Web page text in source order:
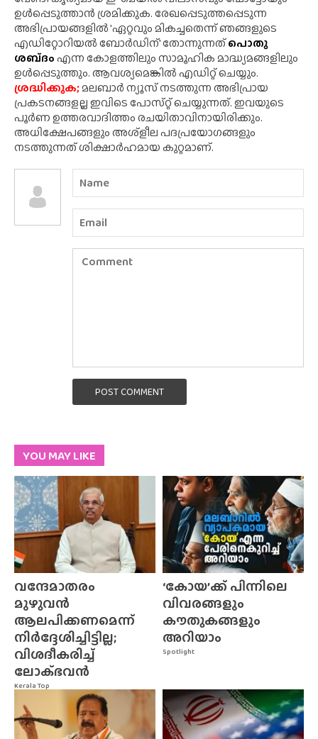
ഉൾപ്പെടുത്താൻ ശ്രമിക്കുക. രേഖപ്പെടുത്തപ്പെടുന്ന
അഭിപ്രായങ്ങളിൽ 'ഏറ്റവും മികച്ചതെന്ന് ഞങ്ങളുടെ
എഡിറ്റോറിയൽ ബോർഡിന്' തോന്നുന്നത്പൊതു
ശബ്‌ദംഎന്ന കോളത്തിലും സാമൂഹിക മാദ്ധ്യമങ്ങളിലും
ഉൾപ്പെടുത്തും. ആവശ്യമെങ്കിൽ എഡിറ്റ് ചെയ്യും.
ശ്രദ്ധിക്കുക;മലബാർ ന്യൂസ് നടത്തുന്ന അഭിപ്രായ
പ്രകടനങ്ങളല്ല ഇവിടെ പോസ്‌റ്റ് ചെയ്യുന്നത്. ഇവയുടെ
പൂർണ ഉത്തരവാദിത്തം രചയിതാവിനായിരിക്കും.
അധിക്ഷേപങ്ങളും അശ്‌ളീല പദപ്രയോഗങ്ങളും
നടത്തുന്നത് ശിക്ഷാർഹമായ കുറ്റമാണ്.
POST COMMENT
YOU MAY LIKE
Kerala Top
വന്ദേമാതരം
മുഴുവൻ
ആലപിക്കണമെന്ന്
നിർദ്ദേശിച്ചിട്ടില്ല;
വിശദീകരിച്ച്
ലോക്‌ഭവൻ
Spotlight
‘കോയ’ക്ക് പിന്നിലെ
വിവരങ്ങളും
കൗതുകങ്ങളും
അറിയാം